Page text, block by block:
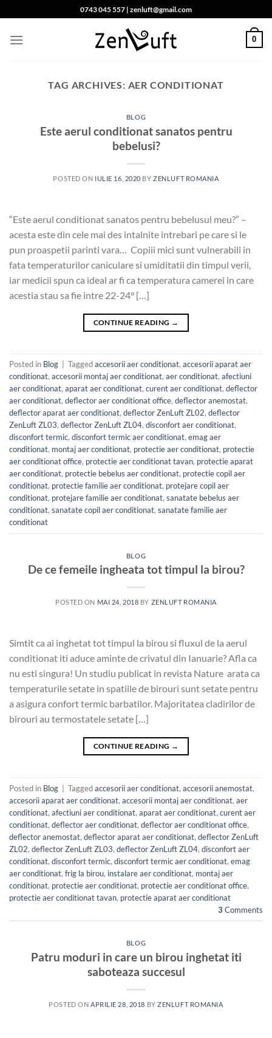
to
content
0743 045 557 | zenluft@gmail.com
0
TAG ARCHIVES: AER CONDITIONAT
BLOG
Este aerul conditionat sanatos pentru
bebelusi?
POSTED ON IULIE 16, 2020 BYZENLUFT ROMANIA
“Este aerul conditionat sanatos pentru bebelusul meu?” –
acesta este din cele mai des intalnite intrebari pe care si le
pun proaspetii parinti vara… Copiii mici sunt vulnerabili in
fata temperaturilor caniculare si umiditatii din timpul verii,
iar medicii spun ca ideal ar fi ca temperatura camerei in care
acestia stau sa fie intre 22-24° […]
CONTINUE READING →
Posted in Blog Taggedaccesorii aer conditionat, accesorii aparat aer
conditionat, accesorii montaj aer conditionat, aer conditionat, afectiuni
aer conditionat, aparat aer conditionat, curent aer conditionat, deflector
aer conditionat, deflector aer conditionat office, deflector anemostat,
deflector aparat aer conditionat, deflector ZenLuft ZL02, deflector
ZenLuft ZL03, deflector ZenLuft ZL04, disconfort aer conditionat,
disconfort termic, disconfort termic aer conditionat, emag aer
conditionat, montaj aer conditionat, protectie aer conditionat, protectie
aer conditionat office, protectie aer conditionat tavan, protectie aparat
aer conditionat, protectie bebelus aer conditionat, protectie copil aer
conditionat, protectie familie aer conditionat, protejare copil aer
conditionat, protejare familie aer conditionat, sanatate bebelus aer
conditionat, sanatate copil aer conditionat, sanatate familie aer
conditionat
BLOG
De ce femeile ingheata tot timpul la birou?
POSTED ON MAI 24, 2018 BY ZENLUFT ROMANIA
Simtit ca ai inghetat tot timpul la birou si fluxul de la aerul
conditionat iti aduce aminte de crivatul din Ianuarie? Afla ca
nu esti singura! Un studiu publicat in revista Nature arata ca
temperaturile setate in spatiile de birouri sunt setate pentru
a asigura confort termic barbatilor. Majoritatea cladirilor de
birouri au termostatele setate […]
CONTINUE READING →
Posted in Blog Taggedaccesorii aer conditionat, accesorii anemostat,
accesorii aparat aer conditionat, accesorii montaj aer conditionat, aer
conditionat, afectiuni aer conditionat, aparat aer conditionat, curent aer
conditionat, deflector aer conditionat, deflector aer conditionat office,
deflector anemostat, deflector aparat aer conditionat, deflector ZenLuft
ZL02, deflector ZenLuft ZL03, deflector ZenLuft ZL04, disconfort aer
conditionat, disconfort termic, disconfort termic aer conditionat, emag
aer conditionat, frig la birou, instalare aer conditionat, montaj aer
conditionat, protectie aer conditionat, protectie aer conditionat office,
protectie aer conditionat tavan, protectie aparat aer conditionat
3 Comments
BLOG
Patru moduri in care un birou inghetat iti
saboteaza succesul
POSTED ON APRILIE 28, 2018 BYZENLUFT ROMANIA